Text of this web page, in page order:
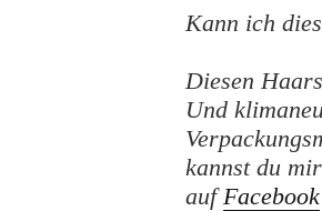
Kann ich
Diesen
Und
kannst du
aufFacebook